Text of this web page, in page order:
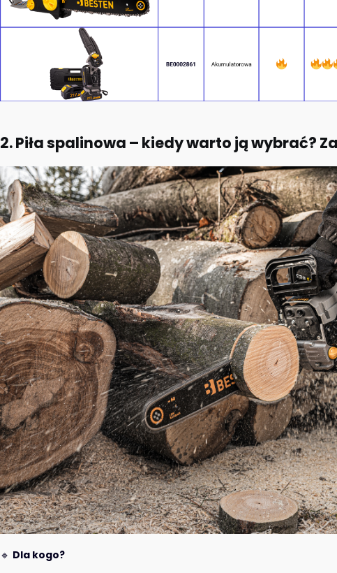
2. Piła spalinowa – kiedy warto ją wybrać?
🔹 Dla kogo?